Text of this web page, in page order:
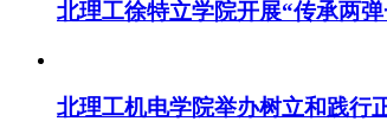
北理工徐特立学院开展“传承两
北理工机电学院举办树立和践行